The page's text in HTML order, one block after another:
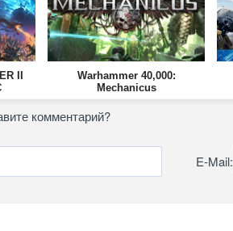
II
Warhammer 40,000:
Mechanicus
комментарий?
E-Mail: